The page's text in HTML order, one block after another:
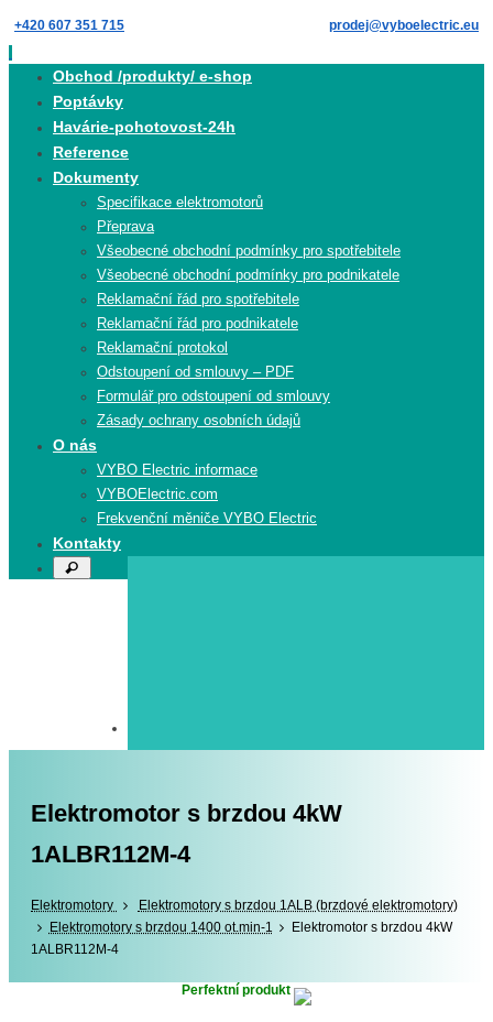
Skip
to
content
+420 607 351 715 prodej@vyboelectric.eu
Obchod /produkty/ e-shop
Poptávky
Havárie-pohotovost-24h
Reference
Dokumenty
Specifikace elektromotorů
Přeprava
Všeobecné obchodní podmínky pro spotřebitele
Všeobecné obchodní podmínky pro podnikatele
Reklamační řád pro spotřebitele
Reklamační řád pro podnikatele
Reklamační protokol
Odstoupení od smlouvy – PDF
Formulář pro odstoupení od smlouvy
Zásady ochrany osobních údajů
O nás
VYBO Electric informace
VYBOElectric.com
Frekvenční měniče VYBO Electric
Kontakty
Search
Search
Elektromotor s brzdou 4kW
1ALBR112M-4
Elektromotory Elektromotory
Elektromotory s brzdou 1ALB (brzdové elektromotory)
Elektromotory s brzdou 1400 ot.min-1
Elektromotor s brzdou 4kW
1ALBR112M-4
Perfektní produkt